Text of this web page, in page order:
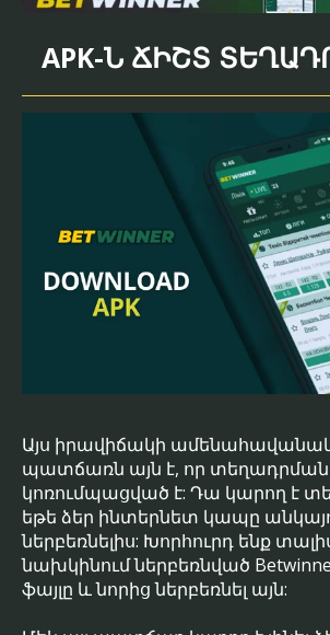
APK-Ն ՃԻՇՏ
Այս իրավիճակի
պատճառն այն է, որ տեղադրման
կոռումպացված է: Դա կարող է
եթե ձեր ինտերնետ կապը
ներբեռնելիս: Խորհուրդ ենք
նախկինում ներբեռնված
ֆայլը և նորից ներբեռնել այն: